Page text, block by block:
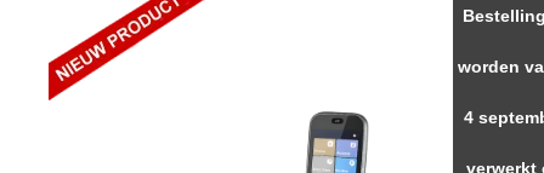
worden
4
verwerkt